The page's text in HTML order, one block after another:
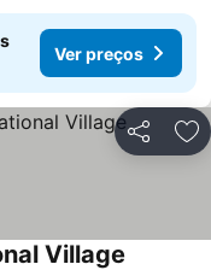
Ver preços
Partilhar
Village